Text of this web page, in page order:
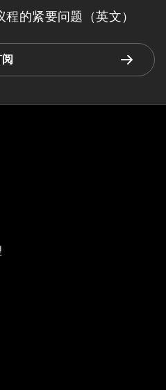
的紧要问题（英文）